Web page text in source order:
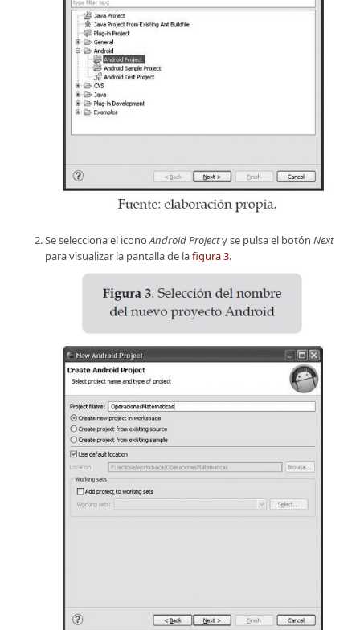
Se selecciona el iconoAndroid Projecty se pulsa el botón Next
para visualizar la pantalla de lafigura 3.